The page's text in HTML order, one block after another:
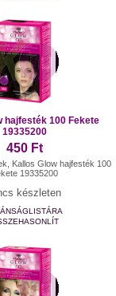
hajfesték 100 Fekete
19335200
450 Ft
Kallos Glow hajfesték 100
19335200
készleten